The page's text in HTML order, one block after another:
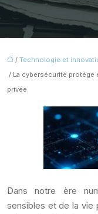
/ Technologie et
/ La cybersécurité protège
privée
Dans notre ère
sensibles et de la vie